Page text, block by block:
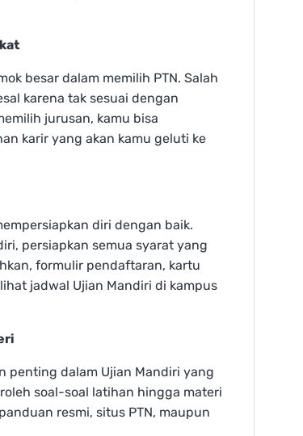
besar dalam memilih PTN. Salah
karena tak sesuai dengan
jurusan, kamu bisa
karir yang akan kamu geluti ke
diri dengan baik.
persiapkan semua syarat yang
formulir pendaftaran, kartu
jadwal Ujian Mandiri di kampus
penting dalam Ujian Mandiri yang
soal-soal latihan hingga materi
resmi, situs PTN, maupun